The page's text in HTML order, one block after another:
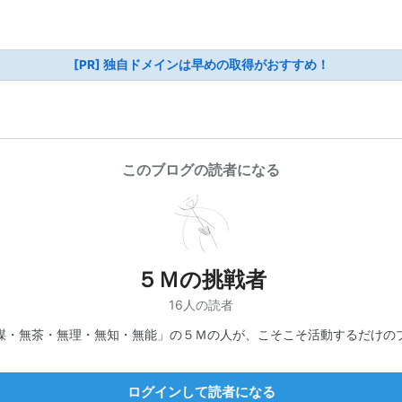
[PR] 独自ドメインは早めの取得がおすすめ！
このブログの読者になる
５Ｍの挑戦者
16人の読者
・無茶・無理・無知・無能」の５Ｍの人が、こそこそ活動するだけの
ログインして読者になる